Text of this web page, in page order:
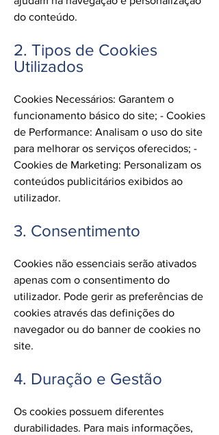
do conteúdo.
2. Tipos de Cookies
Utilizados
Cookies Necessários: Garantem o
funcionamento básico do site; - Cookies
de Performance: Analisam o uso do site
para melhorar os serviços oferecidos; -
Cookies de Marketing: Personalizam os
conteúdos publicitários exibidos ao
utilizador.
3. Consentimento
Cookies não essenciais serão ativados
apenas com o consentimento do
utilizador. Pode gerir as preferências de
cookies através das definições do
navegador ou do banner de cookies no
site.
4. Duração e Gestão
Os cookies possuem diferentes
durabilidades. Para mais informações,